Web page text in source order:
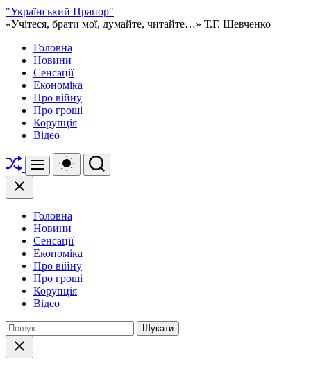
Перейти
до
"Український Прапор"
«Учітеся, брати мої, думайте, читайте…» Т.Г. Шевченко
Головна
Новини
Сенсації
Економіка
Про війну
Про гроші
Корупція
Відео
Перетасувати
Меню
Перемикач
кольорового
Пошук
Закрити
Головна
Новини
Сенсації
Економіка
Про війну
Про гроші
Корупція
Відео
Пошук:
Закрити
пошук